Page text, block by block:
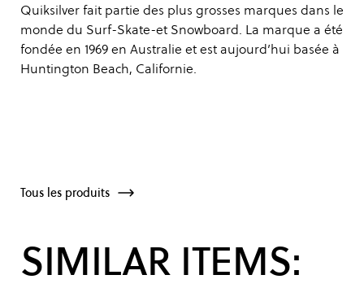
Quiksilver fait partie des plus grosses marques dans le
monde du Surf-Skate-et Snowboard. La marque a été
fondée en 1969 en Australie et est aujourd’hui basée à
Huntington Beach, Californie.
Tous les produits
SIMILAR ITEMS: